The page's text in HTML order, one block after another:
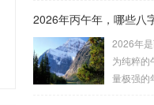
诀（定帝
重要。口
同行，...
与五行属
指指尖
速喜：位
3、6、9
2026年丙午年，哪些八
2026年
为纯粹的
量极强的